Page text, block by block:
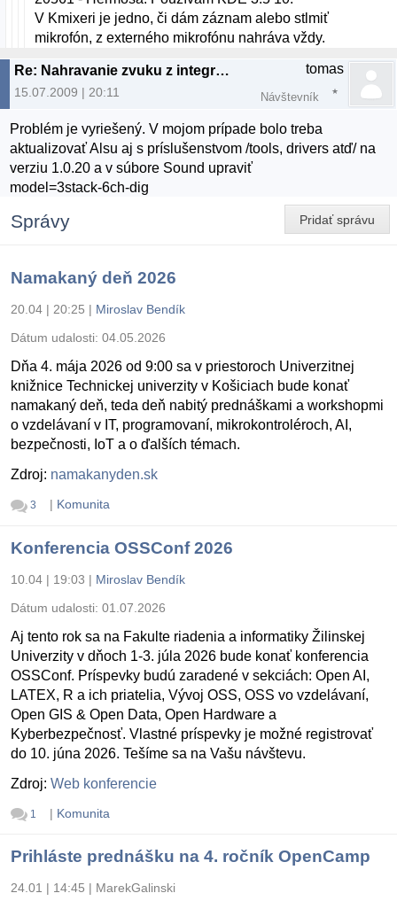
V Kmixeri je jedno, či dám záznam alebo stlmiť
mikrofón, z externého mikrofónu nahráva vždy.
Re: Nahravanie zvuku z integrovaneho mikrofona
15.07.2009 | 20:11
tomas
Návštevník
Problém je vyriešený. V mojom prípade bolo treba
aktualizovať Alsu aj s príslušenstvom /tools, drivers atď/ na
verziu 1.0.20 a v súbore Sound upraviť
model=3stack-6ch-dig
Pridať správu
Správy
Namakaný deň 2026
20.04 | 20:25 | Miroslav Bendík
Dátum udalosti: 04.05.2026
Dňa 4. mája 2026 od 9:00 sa v priestoroch Univerzitnej
knižnice Technickej univerzity v Košiciach bude konať
namakaný deň, teda deň nabitý prednáškami a workshopmi
o vzdelávaní v IT, programovaní, mikrokontroléroch, AI,
bezpečnosti, IoT a o ďalších témach.
Zdroj: namakanyden.sk
3 | Komunita
Konferencia OSSConf 2026
10.04 | 19:03 | Miroslav Bendík
Dátum udalosti: 01.07.2026
Aj tento rok sa na Fakulte riadenia a informatiky Žilinskej
Univerzity v dňoch 1-3. júla 2026 bude konať konferencia
OSSConf. Príspevky budú zaradené v sekciách: Open AI,
LATEX, R a ich priatelia, Vývoj OSS, OSS vo vzdelávaní,
Open GIS & Open Data, Open Hardware a
Kyberbezpečnosť. Vlastné príspevky je možné registrovať
do 10. júna 2026. Tešíme sa na Vašu návštevu.
Zdroj: Web konferencie
1 | Komunita
Prihláste prednášku na 4. ročník OpenCamp
24.01 | 14:45 | MarekGalinski